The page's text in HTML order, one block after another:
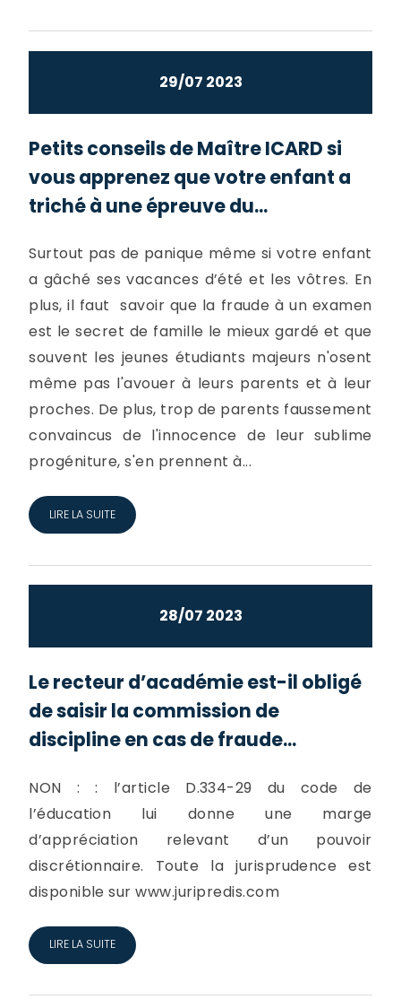
29/07 2023
Petits conseils de Maître ICARD si
vous apprenez que votre enfant a
triché à une épreuve du...
Surtout pas de panique même si votre enfant
a gâché ses vacances d’été et les vôtres. En
plus, il faut savoir que la fraude à un examen
est le secret de famille le mieux gardé et que
souvent les jeunes étudiants majeurs n'osent
même pas l'avouer à leurs parents et à leur
proches. De plus, trop de parents faussement
convaincus de l'innocence de leur sublime
progéniture, s'en prennent à...
LIRE LA SUITE
28/07 2023
Le recteur d’académie est-il obligé
de saisir la commission de
discipline en cas de fraude...
NON : : l’article D.334-29 du code de
l’éducation lui donne une marge
d’appréciation relevant d’un pouvoir
discrétionnaire. Toute la jurisprudence est
disponible sur www.juripredis.com
LIRE LA SUITE